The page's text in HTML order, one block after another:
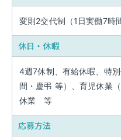
変則2交代制（1日実働7時
休日・休暇
4週7休制、有給休暇、特
間・慶弔 等）、育児休業
休業 等
応募方法